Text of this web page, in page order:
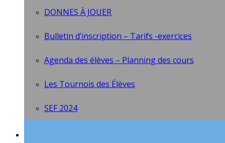
DONNES À JOUER
Bulletin d’inscription – Tarifs -exercices
Agenda des élèves – Planning des cours
Les Tournois des Élèves
SEF 2024